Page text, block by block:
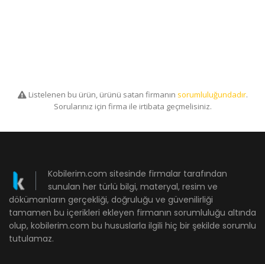
Listelenen bu ürün, ürünü satan firmanın sorumluluğundadır.
Sorularınız için firma ile irtibata geçmelisiniz.
Kobilerim.com sitesinde firmalar tarafından
sunulan her türlü bilgi, materyal, resim ve
dökümanların gerçekliği, doğruluğu ve güvenilirliği
tamamen bu içerikleri ekleyen firmanın sorumluluğu altında
olup, kobilerim.com bu hususlarla ilgili hiç bir şekilde sorumlu
tutulamaz.